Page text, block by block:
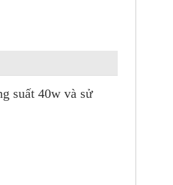
suất 40w và sử